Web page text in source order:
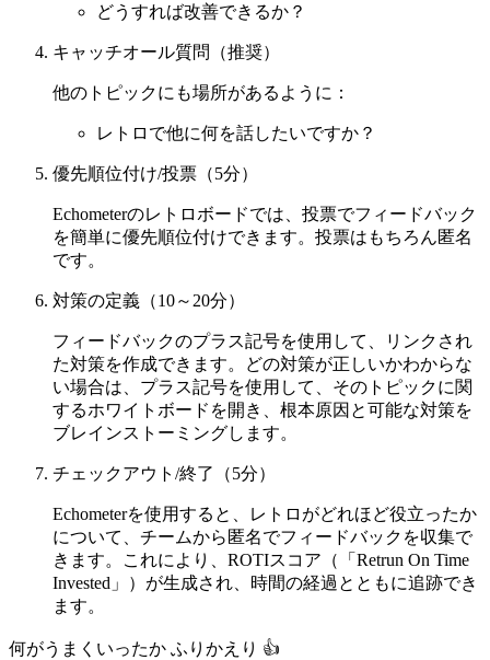
どうすれば改善できるか？
キャッチオール質問（推奨）
他のトピックにも場所があるように：
レトロで他に何を話したいですか？
優先順位付け/投票（5分）
Echometerのレトロボードでは、投票でフィードバック
を簡単に優先順位付けできます。投票はもちろん匿名
です。
対策の定義（10～20分）
フィードバックのプラス記号を使用して、リンクされ
た対策を作成できます。どの対策が正しいかわからな
い場合は、プラス記号を使用して、そのトピックに関
するホワイトボードを開き、根本原因と可能な対策を
ブレインストーミングします。
チェックアウト/終了（5分）
Echometerを使用すると、レトロがどれほど役立ったか
について、チームから匿名でフィードバックを収集で
きます。これにより、ROTIスコア（「Retrun On Time
Invested」）が生成され、時間の経過とともに追跡でき
ます。
何がうまくいったか ふりかえり 👍